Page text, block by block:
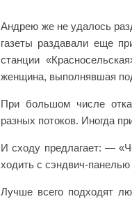
Андрею же не удалось
газеты раздавали еще
станции
женщина, выполнявшая
При большом числе
разных потоков. Иногда
И сходу предлагает: —
ходить с сэндвич-панелью
Лучше всего подходят